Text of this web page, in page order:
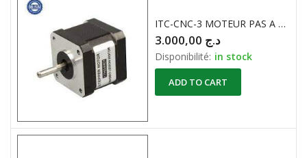
ITC-CNC-3 MOTEUR PAS A PAS 2.8V 1.33A
د.ج
Disponibilité: in stock
ADD TO CART